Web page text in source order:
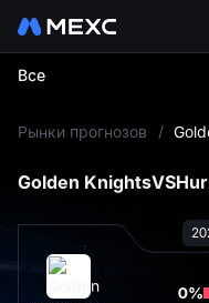
Все
Рынки прогнозов /
Golden KnightsVS
0%